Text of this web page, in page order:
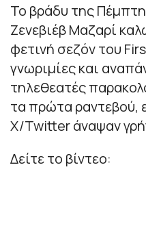
Το βράδυ της
Ζενεβιέβ Μαζαρί
φετινή σεζόν του
γνωριμίες και
τηλεθεατές
τα πρώτα ραντεβού,
X/Twitter άναψαν
Δείτε το βίντεο: